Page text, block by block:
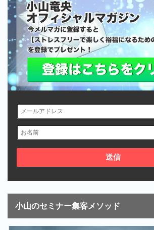
小山のセミナー集客メソッド